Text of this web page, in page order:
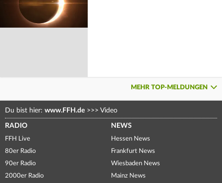
MEHR TOP-MELDUNGEN
Du bist hier: www.FFH.de >>> Video
RADIO
FFH Live
80er Radio
90er Radio
2000er Radio
NEWS
Hessen News
Frankfurt News
Wiesbaden News
Mainz News